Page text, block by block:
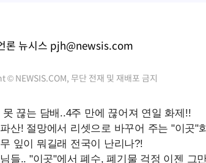
뉴시스 pjh@newsis.com
© NEWSIS.COM, 무단 전재 및 재배포 금지